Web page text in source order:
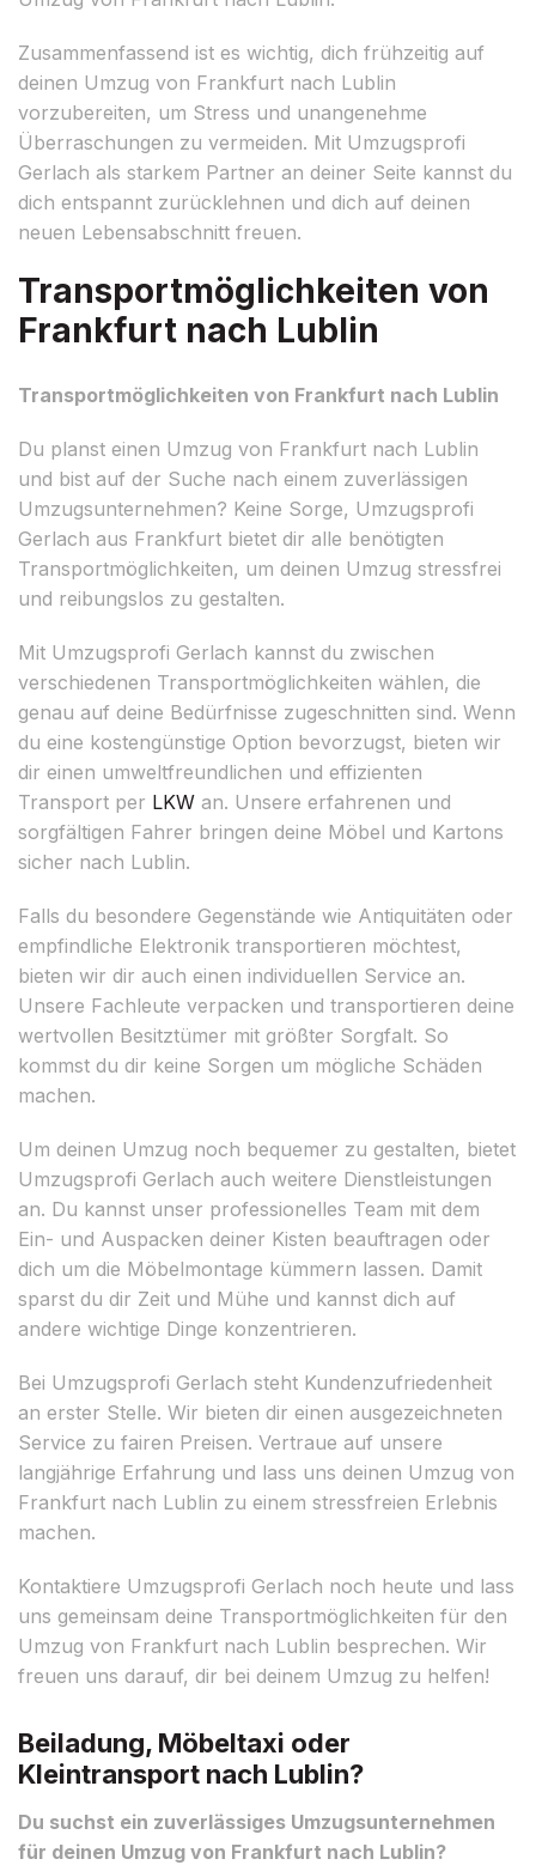
Zusammenfassend ist es wichtig, dich frühzeitig auf
deinen Umzug von Frankfurt nach Lublin
vorzubereiten, um Stress und unangenehme
Überraschungen zu vermeiden. Mit Umzugsprofi
Gerlach als starkem Partner an deiner Seite kannst du
dich entspannt zurücklehnen und dich auf deinen
neuen Lebensabschnitt freuen.
Transportmöglichkeiten von
Frankfurt nach Lublin
Transportmöglichkeiten von Frankfurt nach Lublin
Du planst einen Umzug von Frankfurt nach Lublin
und bist auf der Suche nach einem zuverlässigen
Umzugsunternehmen? Keine Sorge, Umzugsprofi
Gerlach aus Frankfurt bietet dir alle benötigten
Transportmöglichkeiten, um deinen Umzug stressfrei
und reibungslos zu gestalten.
Mit Umzugsprofi Gerlach kannst du zwischen
verschiedenen Transportmöglichkeiten wählen, die
genau auf deine Bedürfnisse zugeschnitten sind. Wenn
du eine kostengünstige Option bevorzugst, bieten wir
dir einen umweltfreundlichen und effizienten
Transport per LKW an. Unsere erfahrenen und
sorgfältigen Fahrer bringen deine Möbel und Kartons
sicher nach Lublin.
Falls du besondere Gegenstände wie Antiquitäten oder
empfindliche Elektronik transportieren möchtest,
bieten wir dir auch einen individuellen Service an.
Unsere Fachleute verpacken und transportieren deine
wertvollen Besitztümer mit größter Sorgfalt. So
kommst du dir keine Sorgen um mögliche Schäden
machen.
Um deinen Umzug noch bequemer zu gestalten, bietet
Umzugsprofi Gerlach auch weitere Dienstleistungen
an. Du kannst unser professionelles Team mit dem
Ein- und Auspacken deiner Kisten beauftragen oder
dich um die Möbelmontage kümmern lassen. Damit
sparst du dir Zeit und Mühe und kannst dich auf
andere wichtige Dinge konzentrieren.
Bei Umzugsprofi Gerlach steht Kundenzufriedenheit
an erster Stelle. Wir bieten dir einen ausgezeichneten
Service zu fairen Preisen. Vertraue auf unsere
langjährige Erfahrung und lass uns deinen Umzug von
Frankfurt nach Lublin zu einem stressfreien Erlebnis
machen.
Kontaktiere Umzugsprofi Gerlach noch heute und lass
uns gemeinsam deine Transportmöglichkeiten für den
Umzug von Frankfurt nach Lublin besprechen. Wir
freuen uns darauf, dir bei deinem Umzug zu helfen!
Beiladung, Möbeltaxi oder
Kleintransport nach Lublin?
Du suchst ein zuverlässiges Umzugsunternehmen
für deinen Umzug von Frankfurt nach Lublin?